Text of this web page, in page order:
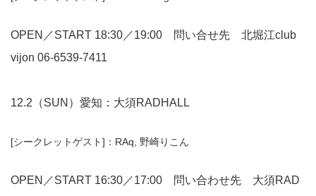
OPEN／START 18:30／19:00 問い合せ先 北堀江club
vijon 06-6539-7411
12.2（SUN）愛知：大須RADHALL
[シークレットゲスト]：RAq, 野崎りこん
OPEN／START 16:30／17:00 問い合わせ先 大須RAD